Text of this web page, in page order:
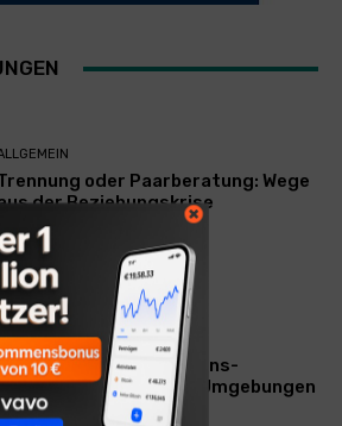
oder Paarberatung: Wege
der Beziehungskrise
TECHNIK
startet
Operations-
für Zscaler-Umgebungen